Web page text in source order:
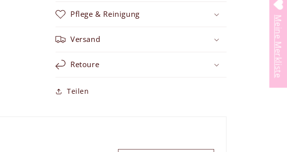
Pflege & Reinigung
Versand
Retoure
Teilen
Meine Merkliste